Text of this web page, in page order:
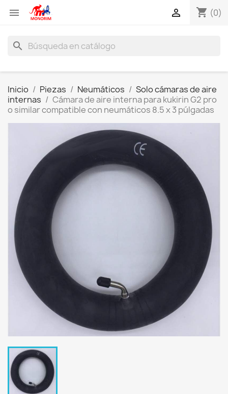
 shopping_cart (0)

search
Inicio Piezas Neumáticos
Solo cámaras de aire
internas
Cámara de aire interna para kukirin G2 pro
o similar compatible con neumáticos 8.5 x 3 púlgadas